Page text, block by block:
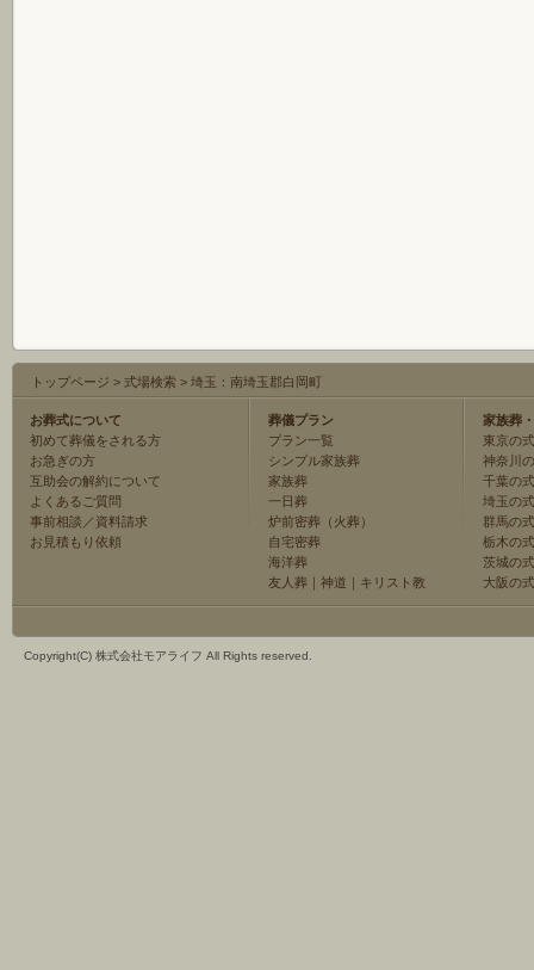
トップページ > 式場検索 > 埼玉：南埼玉郡白岡町
お葬式について
初めて葬儀をされる方
お急ぎの方
互助会の解約について
よくあるご質問
事前相談／資料請求
お見積もり依頼
葬儀プラン
プラン一覧
シンプル家族葬
家族葬
一日葬
炉前密葬（火葬）
自宅密葬
海洋葬
友人葬 ｜ 神道 ｜ キリスト教
家族葬
東京の
神奈川
千葉の
埼玉の
群馬の
栃木の
茨城の
大阪の
Copyright(C) 株式会社モアライフ All Rights reserved.